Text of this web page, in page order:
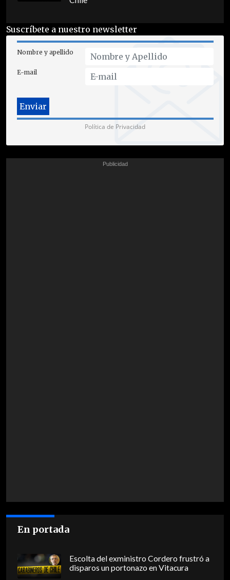
Suscríbete a nuestro newsletter
Nombre y apellido
E-mail
Política de Privacidad
En portada
Escolta del exministro Cordero frustró a
disparos un portonazo en Vitacura